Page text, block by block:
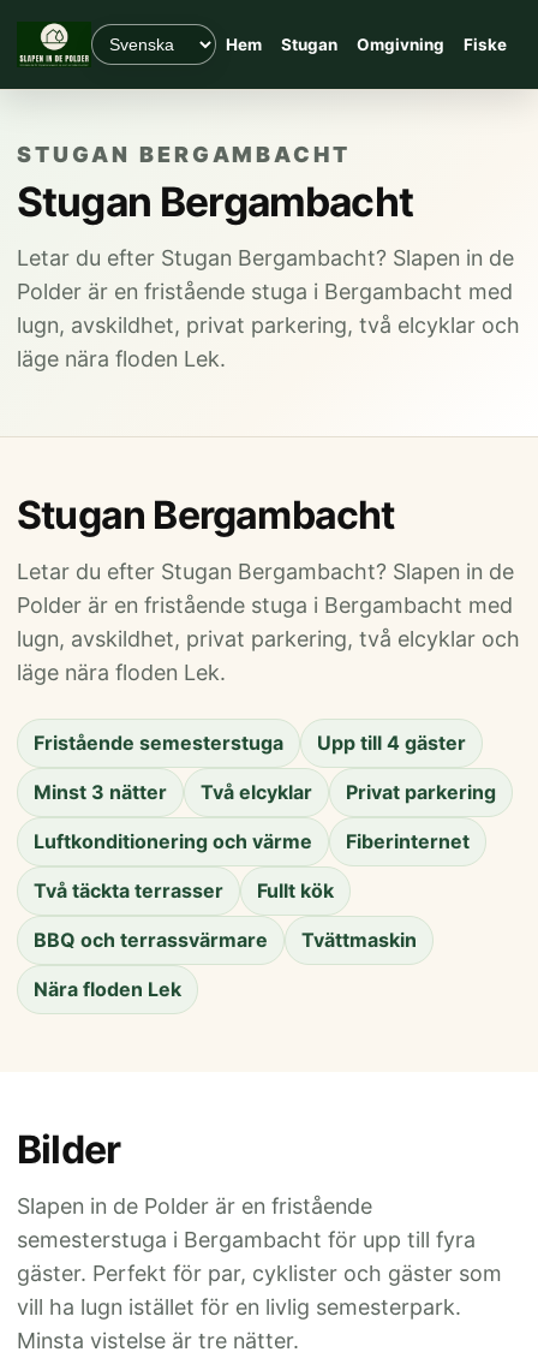
Hem Stugan Omgivning Fiske
STUGAN BERGAMBACHT
Stugan Bergambacht
Letar du efter Stugan Bergambacht? Slapen in de
Polder är en fristående stuga i Bergambacht med
lugn, avskildhet, privat parkering, två elcyklar och
läge nära floden Lek.
Stugan Bergambacht
Letar du efter Stugan Bergambacht? Slapen in de
Polder är en fristående stuga i Bergambacht med
lugn, avskildhet, privat parkering, två elcyklar och
läge nära floden Lek.
Fristående semesterstuga Upp till 4 gäster
Minst 3 nätter Två elcyklar Privat parkering
Luftkonditionering och värme Fiberinternet
Två täckta terrasser Fullt kök
BBQ och terrassvärmare Tvättmaskin
Nära floden Lek
Bilder
Slapen in de Polder är en fristående
semesterstuga i Bergambacht för upp till fyra
gäster. Perfekt för par, cyklister och gäster som
vill ha lugn istället för en livlig semesterpark.
Minsta vistelse är tre nätter.